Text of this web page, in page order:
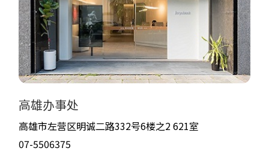
高雄办事处
高雄市左营区明诚二路332号6楼之2 621室
07-5506375